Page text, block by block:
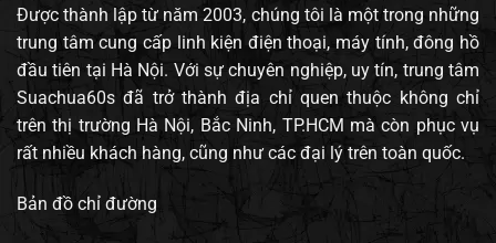
Được thành lập từ năm 2003, chúng tôi là một trong những
trung tâm cung cấp linh kiện điện thoại, máy tính, đông hồ
đầu tiên tại Hà Nội. Với sự chuyên nghiệp, uy tín, trung tâm
Suachua60s đã trở thành địa chỉ quen thuộc không chỉ
trên thị trường Hà Nội, Bắc Ninh, TP.HCM mà còn phục vụ
rất nhiều khách hàng, cũng như các đại lý trên toàn quốc.
Bản đồ chỉ đường